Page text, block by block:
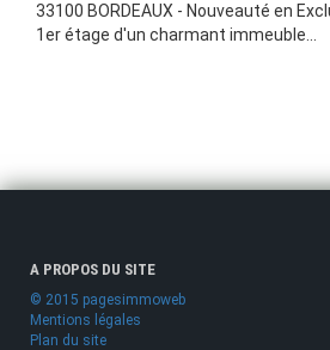
33100 BORDEAUX - Nouveauté en
1er étage d'un charmant immeuble...
A PROPOS DU SITE
© 2015 pagesimmoweb
Mentions légales
Plan du site